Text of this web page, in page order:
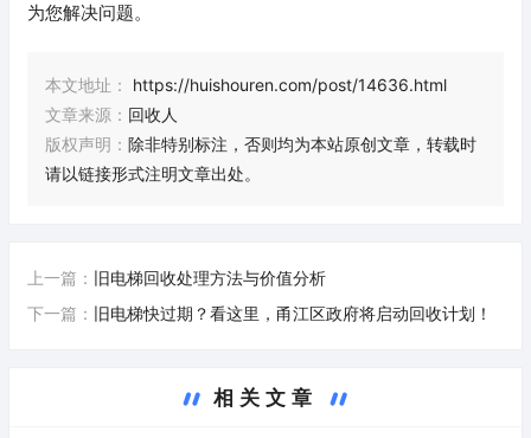
为您解决问题。
本文地址：
https://huishouren.com/post/14636.html
文章来源： 回收人
版权声明： 除非特别标注，否则均为本站原创文章，转载时
请以链接形式注明文章出处。
上一篇： 旧电梯回收处理方法与价值分析
下一篇： 旧电梯快过期？看这里，甬江区政府将启动回收计划！
相关文章